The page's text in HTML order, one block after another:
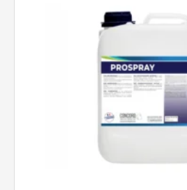
Професійна хімія